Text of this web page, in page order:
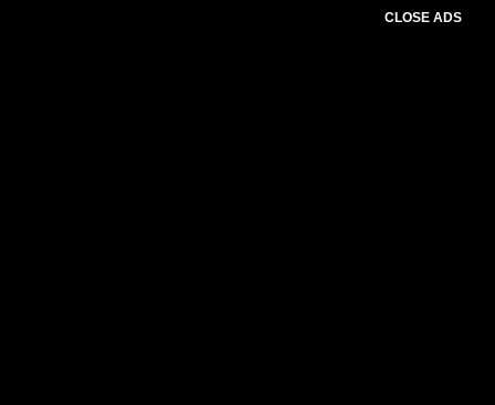
CLOSE ADS